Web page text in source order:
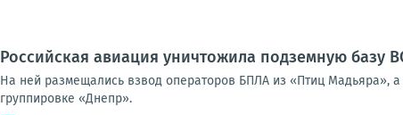
Российская авиация уничтожила подземную базу
На ней размещались взвод операторов БПЛА из «Птиц Мадьяра»,
группировке «Днепр».